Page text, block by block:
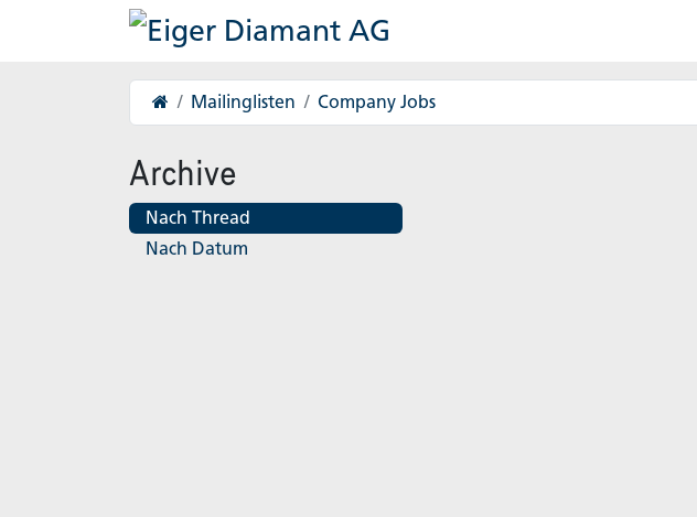
Mailinglisten Company Jobs
Archive
Nach Thread
Nach Datum